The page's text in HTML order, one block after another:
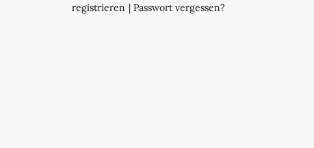
registrieren | Passwort vergessen?